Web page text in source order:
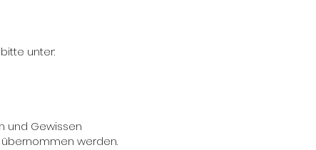
unter:
und Gewissen
übernommen werden.